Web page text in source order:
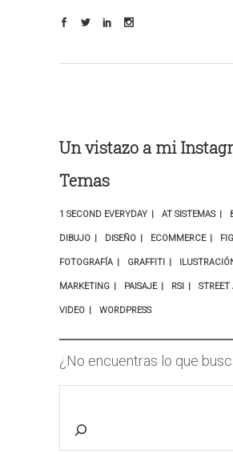
Un vistazo a mi
Temas
1 SECOND EVERYDAY AT SISTEMAS
DIBUJO DISEÑO ECOMMERCE
FOTOGRAFÍA GRAFFITI
MARKETING PAISAJE RSI STREET
VIDEO WORDPRESS
¿No encuentras lo que